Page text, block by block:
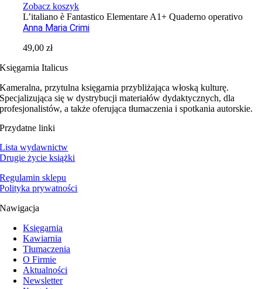
Zobacz koszyk
L’italiano è Fantastico Elementare A1+ Quaderno operativo
Anna Maria Crimi
49,00zł
Księgarnia Italicus
Kameralna, przytulna księgarnia przybliżająca włoską kulturę.
Specjalizująca się w dystrybucji materiałów dydaktycznych, dla
profesjonalistów, a także oferująca tłumaczenia i spotkania autorskie.
Przydatne linki
Lista wydawnictw
Drugie życie książki
Regulamin sklepu
Polityka prywatności
Nawigacja
Księgarnia
Kawiarnia
Tłumaczenia
O Firmie
Aktualności
Newsletter